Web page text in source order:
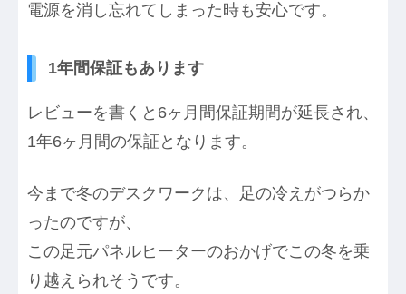
電源を消し忘れてしまった時も安心です。
1年間保証もあります
レビューを書くと6ヶ月間保証期間が延長され、
1年6ヶ月間の保証となります。
今まで冬のデスクワークは、足の冷えがつらか
ったのですが、
この足元パネルヒーターのおかげでこの冬を乗
り越えられそうです。